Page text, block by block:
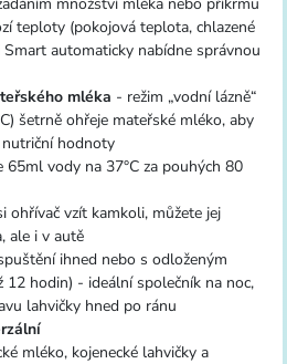
teploty (pokojová teplota, chlazené
automaticky nabídne správnou
mléka - režim „vodní lázně“
šetrně ohřeje mateřské mléko, aby
hodnoty
vody na 37°C za pouhých 80
ohřívač vzít kamkoli, můžete jej
ale i v autě
ihned nebo s odloženým
hodin) - ideální společník na noc,
lahvičky hned po ránu
mléko, kojenecké lahvičky a